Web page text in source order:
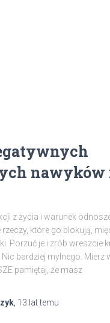
nawyków
z życia i warunek
które go blokują,
Porzuć je i zrób wreszcie
bardziej mylnego. Mierz
pamiętaj, że masz
, 13 lattemu